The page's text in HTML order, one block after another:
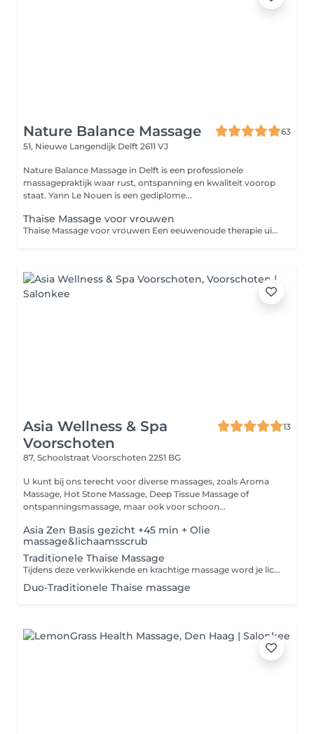
Nature Balance Massage
63
51, Nieuwe Langendijk Delft 2611 VJ
Nature Balance Massage in Delft is een professionele
massagepraktijk waar rust, ontspanning en kwaliteit voorop
staat. Yann Le Nouen is een gediplome...
Thaise Massage voor vrouwen
Thaise Massage voor vrouwen Een eeuwenoude therapie uit Thailand die rekken, druk en ritmische bewegingen combineert. Je blijft gekleed en ligt op een verdikte mat. Voordelen: - meer flexibiliteit, - minder stress en verlichting van pijn/spanning - betere energiestroom, bloedsomloop en algeheel welzijn. Let op! Neem zelf comfortabele stretch kleding mee met voorkeur lange mouwen!
Asia Wellness & Spa
Voorschoten
13
87, Schoolstraat Voorschoten 2251 BG
U kunt bij ons terecht voor diverse massages, zoals Aroma
Massage, Hot Stone Massage, Deep Tissue Massage of
ontspanningsmassage, maar ook voor schoon...
Asia Zen Basis gezicht +45 min + Olie
massage&lichaamsscrub
Traditionele Thaise Massage
Tijdens deze verkwikkende en krachtige massage word je lichaam in verschillende yogahoudingen gebracht terwijl druk wordt uitgeoefend op verschillende reflexpunten. Deze massage zorgt voor ontspanning en energie en helpt vastzittende gewrichten los te maken en spierspanning te verlichten.
Duo-Traditionele Thaise massage